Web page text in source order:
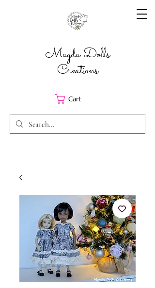
Magda Dolls
Creations
Cart